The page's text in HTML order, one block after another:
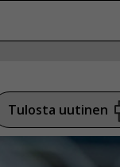
Tulosta uutinen